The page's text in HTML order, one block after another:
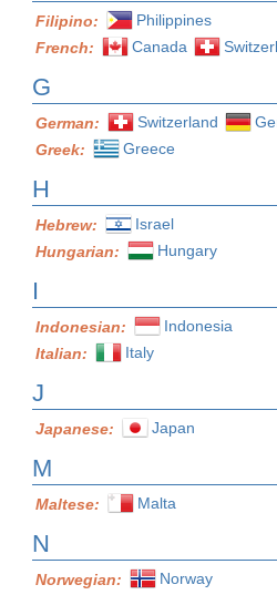
Filipino:
Philippines
French:
Canada
G
German: Switzerland
Greek:
Greece
H
Hebrew:
Israel
Hungarian:
Hungary
I
Indonesian:
Indonesia
Italian:
Italy
J
Japanese: Japan
M
Maltese: Malta
N
Norwegian: Norway